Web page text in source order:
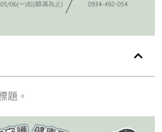
題。